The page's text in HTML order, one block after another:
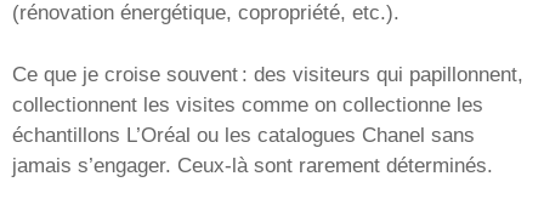
(rénovation énergétique, copropriété, etc.).
Ce que je croise souvent : des visiteurs qui papillonnent,
collectionnent les visites comme on collectionne les
échantillons L’Oréal ou les catalogues Chanel sans
jamais s’engager. Ceux-là sont rarement déterminés.